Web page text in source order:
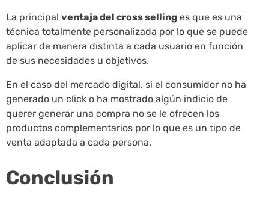
La principal ventaja del cross selling es que es una
técnica totalmente personalizada por lo que se puede
aplicar de manera distinta a cada usuario en función
de sus necesidades u objetivos.
En el caso del mercado digital, si el consumidor no ha
generado un click o ha mostrado algún indicio de
querer generar una compra no se le ofrecen los
productos complementarios por lo que es un tipo de
venta adaptada a cada persona.
Conclusión